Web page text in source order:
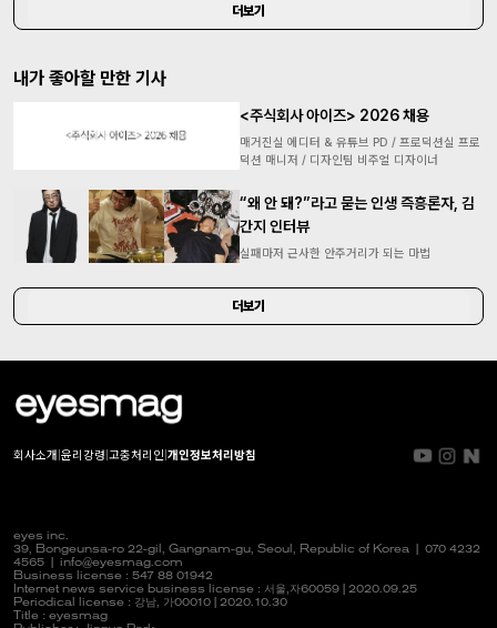
더보기
내가 좋아할 만한 기사
<주식회사 아이즈> 2026 채용
매거진실 에디터 & 유튜브 PD / 프로덕션실 프로
덕션 매니저 / 디자인팀 비주얼 디자이너
“왜 안 돼?”라고 묻는 인생 즉흥론자, 김
간지 인터뷰
실패마저 근사한 안주거리가 되는 마법
더보기
회사소개 윤리강령 고충처리인 개인정보처리방침
eyes inc.
39, Bongeunsa-ro 22-gil, Gangnam-gu, Seoul, Republic of Korea | 070 4232
4565
info@eyesmag.com
Business license : 547 88 01942
Internet news service business license : 서울,자60059 | 2020.09.25
Periodical license : 강남, 가00010 | 2020.10.30
Title : eyesmag